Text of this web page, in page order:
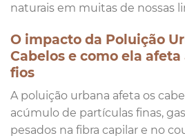
naturais em muitas de nossas
O impacto da Poluição
Cabelos e como ela
fios
A poluição urbana afeta os
acúmulo de partículas finas,
pesados na fibra capilar e no